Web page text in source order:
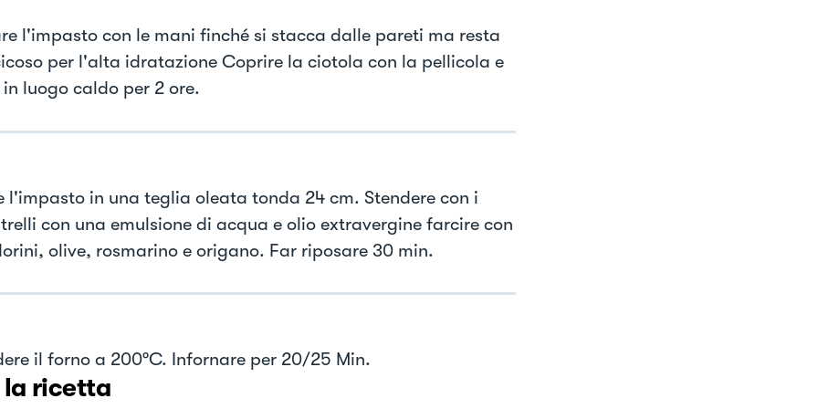
l'impasto con le mani finché si stacca dalle pareti ma resta
per l'alta idratazione Coprire la ciotola con la pellicola e
luogo caldo per 2 ore.
l'impasto in una teglia oleata tonda 24 cm. Stendere con i
con una emulsione di acqua e olio extravergine farcire con
olive, rosmarino e origano. Far riposare 30 min.
il forno a 200°C. Infornare per 20/25 Min.
la ricetta